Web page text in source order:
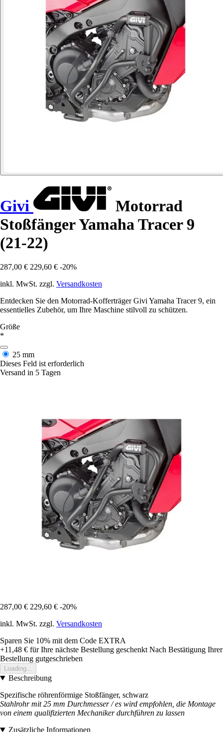
Givi
Motorrad
Stoßfänger Yamaha Tracer 9
(21-22)
287,00 € 229,60 € -20%
inkl. MwSt. zzgl. Versandkosten
Entdecken Sie den Motorrad-Kofferträger Givi Yamaha Tracer 9, ein
essentielles Zubehör, um Ihre Maschine stilvoll zu schützen.
Größe
*
25 mm
Dieses Feld ist erforderlich
Versand in 5 Tagen
287,00 € 229,60 € -20%
inkl. MwSt. zzgl. Versandkosten
Sparen Sie 10% mit dem Code EXTRA
+11,48 € für Ihre nächste Bestellung geschenkt Nach Bestätigung Ihrer
Bestellung gutgeschrieben
Loading...
Beschreibung
Spezifische röhrenförmige Stoßfänger, schwarz
Stahlrohr mit 25 mm Durchmesser / es wird empfohlen, die Montage
von einem qualifizierten Mechaniker durchführen zu lassen
Zusätzliche Informationen